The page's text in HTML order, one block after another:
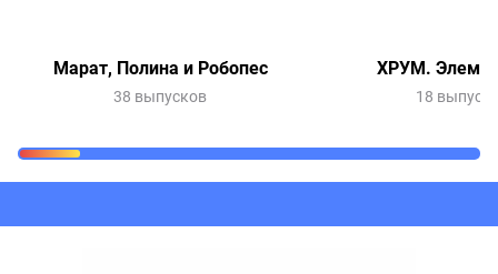
Марат, Полина и Робопес
38 выпусков
ХРУМ.
18